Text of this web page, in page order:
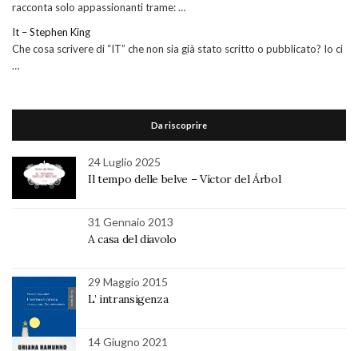
racconta solo appassionanti trame: …
It – Stephen King
Che cosa scrivere di “IT” che non sia già stato scritto o pubblicato? Io ci
…
Da riscoprire
24 Luglio 2025
Il tempo delle belve – Víctor del Árbol
31 Gennaio 2013
A casa del diavolo
29 Maggio 2015
L’ intransigenza
14 Giugno 2021